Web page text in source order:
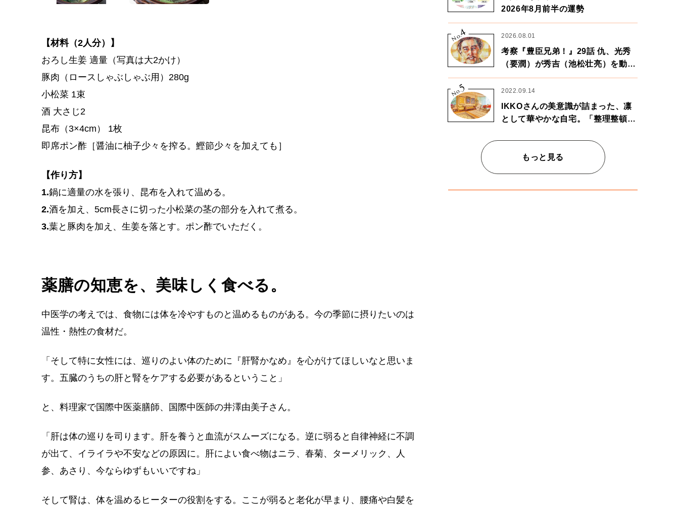
【材料（2人分）】
おろし生姜 適量（写真は大2かけ）
豚肉（ロースしゃぶしゃぶ用）280g
小松菜 1束
酒 大さじ2
昆布（3×4cm） 1枚
即席ポン酢［醤油に柚子少々を搾る。鰹節少々を加えても］
【作り方】
1.鍋に適量の水を張り、昆布を入れて温める。
2.酒を加え、5cm長さに切った小松菜の茎の部分を入れて煮る。
3.葉と豚肉を加え、生姜を落とす。ポン酢でいただく。
薬膳の知恵を、美味しく食べる。
中医学の考えでは、食物には体を冷やすものと温めるものがある。今の季節に摂りたいのは
温性・熱性の食材だ。
「そして特に女性には、巡りのよい体のために『肝腎かなめ』を心がけてほしいなと思いま
す。五臓のうちの肝と腎をケアする必要があるということ」
と、料理家で国際中医薬膳師、国際中医師の井澤由美子さん。
「肝は体の巡りを司ります。肝を養うと血流がスムーズになる。逆に弱ると自律神経に不調
が出て、イライラや不安などの原因に。肝によい食べ物はニラ、春菊、ターメリック、人
参、あさり、今ならゆずもいいですね」
そして腎は、体を温めるヒーターの役割をする。ここが弱ると老化が早まり、腰痛や白髪を
2026年8月前半の運勢
No.
4 2026.08.01
考察『豊臣兄弟！』29話 仇、光秀
（要潤）が秀吉（池松壮亮）を動か
す。天下に向けた兄弟の分岐点。
No.
5 2022.09.14
IKKOさんの美意識が詰まった、凛
として華やかな自宅。「整理整頓は
もっと見る